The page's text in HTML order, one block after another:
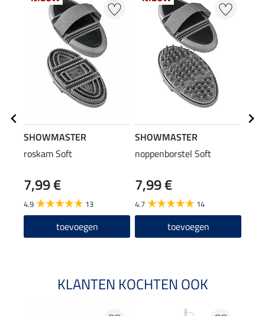
SHOWMASTER
roskam Soft
7,99 €
4.9 13
toevoegen
SHOWMASTER
noppenborstel Soft
7,99 €
4.7 14
toevoegen
KLANTEN KOCHTEN OOK